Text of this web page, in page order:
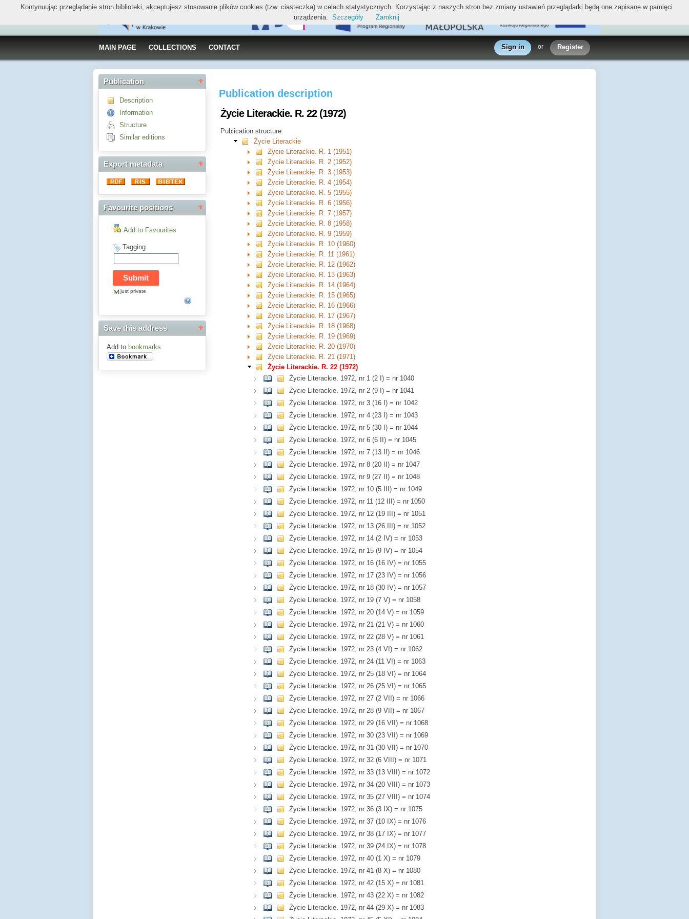
MAIN PAGE COLLECTIONS CONTACT Sign in or Register
Publication
Description
Information
Structure
Similar editions
Export metadata
Favourite positions
Add to Favourites
Tagging
just private
Save this address
Add to bookmarks
Publication description
Życie Literackie. R. 22 (1972)
Publication structure:
Życie Literackie
Życie Literackie. R. 1 (1951)
Życie Literackie. R. 2 (1952)
Życie Literackie. R. 3 (1953)
Życie Literackie. R. 4 (1954)
Życie Literackie. R. 5 (1955)
Życie Literackie. R. 6 (1956)
Życie Literackie. R. 7 (1957)
Życie Literackie. R. 8 (1958)
Życie Literackie. R. 9 (1959)
Życie Literackie. R. 10 (1960)
Życie Literackie. R. 11 (1961)
Życie Literackie. R. 12 (1962)
Życie Literackie. R. 13 (1963)
Życie Literackie. R. 14 (1964)
Życie Literackie. R. 15 (1965)
Życie Literackie. R. 16 (1966)
Życie Literackie. R. 17 (1967)
Życie Literackie. R. 18 (1968)
Życie Literackie. R. 19 (1969)
Życie Literackie. R. 20 (1970)
Życie Literackie. R. 21 (1971)
Życie Literackie. R. 22 (1972)
Życie Literackie. 1972, nr 1 (2 I) = nr 1040
Życie Literackie. 1972, nr 2 (9 I) = nr 1041
Życie Literackie. 1972, nr 3 (16 I) = nr 1042
Życie Literackie. 1972, nr 4 (23 I) = nr 1043
Życie Literackie. 1972, nr 5 (30 I) = nr 1044
Życie Literackie. 1972, nr 6 (6 II) = nr 1045
Życie Literackie. 1972, nr 7 (13 II) = nr 1046
Życie Literackie. 1972, nr 8 (20 II) = nr 1047
Życie Literackie. 1972, nr 9 (27 II) = nr 1048
Życie Literackie. 1972, nr 10 (5 III) = nr 1049
Życie Literackie. 1972, nr 11 (12 III) = nr 1050
Życie Literackie. 1972, nr 12 (19 III) = nr 1051
Życie Literackie. 1972, nr 13 (26 III) = nr 1052
Życie Literackie. 1972, nr 14 (2 IV) = nr 1053
Życie Literackie. 1972, nr 15 (9 IV) = nr 1054
Życie Literackie. 1972, nr 16 (16 IV) = nr 1055
Życie Literackie. 1972, nr 17 (23 IV) = nr 1056
Życie Literackie. 1972, nr 18 (30 IV) = nr 1057
Życie Literackie. 1972, nr 19 (7 V) = nr 1058
Życie Literackie. 1972, nr 20 (14 V) = nr 1059
Życie Literackie. 1972, nr 21 (21 V) = nr 1060
Życie Literackie. 1972, nr 22 (28 V) = nr 1061
Życie Literackie. 1972, nr 23 (4 VI) = nr 1062
Życie Literackie. 1972, nr 24 (11 VI) = nr 1063
Życie Literackie. 1972, nr 25 (18 VI) = nr 1064
Życie Literackie. 1972, nr 26 (25 VI) = nr 1065
Życie Literackie. 1972, nr 27 (2 VII) = nr 1066
Życie Literackie. 1972, nr 28 (9 VII) = nr 1067
Życie Literackie. 1972, nr 29 (16 VII) = nr 1068
Życie Literackie. 1972, nr 30 (23 VII) = nr 1069
Życie Literackie. 1972, nr 31 (30 VII) = nr 1070
Życie Literackie. 1972, nr 32 (6 VIII) = nr 1071
Życie Literackie. 1972, nr 33 (13 VIII) = nr 1072
Życie Literackie. 1972, nr 34 (20 VIII) = nr 1073
Życie Literackie. 1972, nr 35 (27 VIII) = nr 1074
Życie Literackie. 1972, nr 36 (3 IX) = nr 1075
Życie Literackie. 1972, nr 37 (10 IX) = nr 1076
Życie Literackie. 1972, nr 38 (17 IX) = nr 1077
Życie Literackie. 1972, nr 39 (24 IX) = nr 1078
Życie Literackie. 1972, nr 40 (1 X) = nr 1079
Życie Literackie. 1972, nr 41 (8 X) = nr 1080
Życie Literackie. 1972, nr 42 (15 X) = nr 1081
Życie Literackie. 1972, nr 43 (22 X) = nr 1082
Życie Literackie. 1972, nr 44 (29 X) = nr 1083
Kontynuując przeglądanie stron biblioteki, akceptujesz stosowanie plików cookies (tzw. ciasteczka) w celach statystycznych. Korzystając z naszych stron bez zmiany ustawień przeglądarki będą one zapisane w pamięci
urządzenia. Szczegóły Zamknij